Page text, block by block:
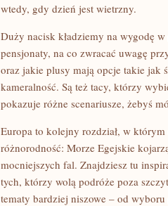
wtedy, gdy dzień jest wietrzny.
Duży nacisk kładziemy na wygodę
pensjonaty, na co zwracać uwagę
oraz jakie plusy mają opcje takie jak
kameralność. Są też tacy, którzy
pokazuje różne scenariusze, żebyś
Europa to kolejny rozdział, w
różnorodność: Morze Egejskie
mocniejszych fal. Znajdziesz tu
tych, którzy wolą podróże poza
tematy bardziej niszowe – od